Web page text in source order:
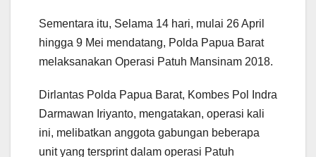
Sementara itu, Selama 14 hari, mulai 26 April
hingga 9 Mei mendatang, Polda Papua Barat
melaksanakan Operasi Patuh Mansinam 2018.
Dirlantas Polda Papua Barat, Kombes Pol Indra
Darmawan Iriyanto, mengatakan, operasi kali
ini, melibatkan anggota gabungan beberapa
unit yang tersprint dalam operasi Patuh